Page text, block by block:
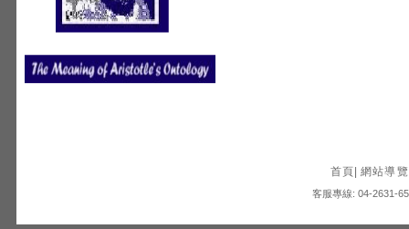
首頁 網站導覽
客服專線: 04-2631-